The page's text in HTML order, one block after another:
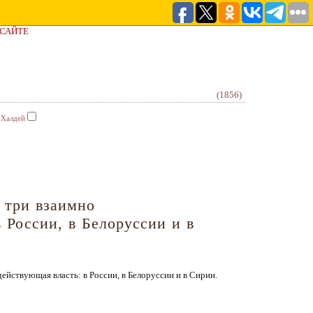
(1856)
взаимно
России, в Белоруссии и в
власть: в России, в Белоруссии и в Сирии.